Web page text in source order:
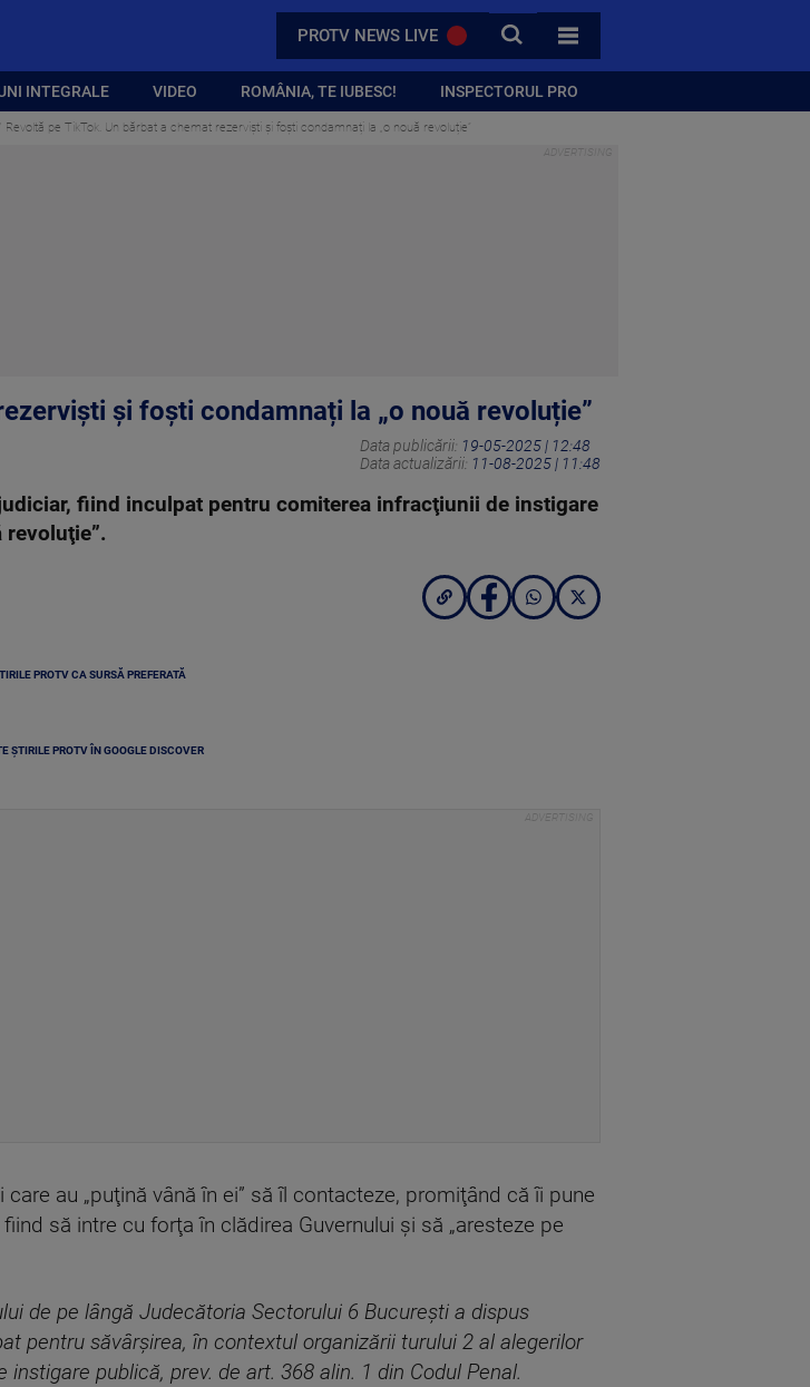
PROTV NEWS LIVE CAUTA
TOATE CATEGORIILE
INTEGRALE VIDEO ROMÂNIA, TE IUBESC! INSPECTORUL PRO
Revoltă pe TikTok. Un bărbat a chemat rezerviști și foști condamnați la „o nouă revoluție”
și foști condamnați la „o nouă revoluție”
Data publicării: 19-05-2025 | 12:48
Data actualizării: 11-08-2025 | 11:48
fiind inculpat pentru comiterea infracţiunii de instigare
revoluţie”.
PROTV CA SURSĂ PREFERATĂ
ȘTIRILE PROTV ÎN GOOGLE DISCOVER
au „puţină vână în ei” să îl contacteze, promiţând că îi pune
să intre cu forţa în clădirea Guvernului şi să „aresteze pe
de pe lângă Judecătoria Sectorului 6 Bucureşti a dispus
pentru săvârşirea, în contextul organizării turului 2 al alegerilor
publică, prev. de art. 368 alin. 1 din Codul Penal.